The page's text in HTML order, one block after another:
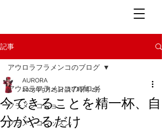
記事
アウロラフラメンコのブログ
フラメンコショー
フラメンコレッスン
アウロラフラメンコのブログ
今できることを精一杯、自
分がやるだけ
AURORA
2025年9月25日読了時間: 2分